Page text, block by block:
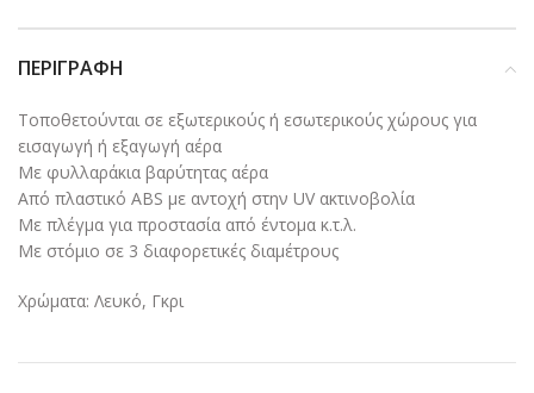
ΠΕΡΙΓΡΑΦΉ
Τοποθετούνται σε εξωτερικούς ή εσωτερικούς χώρους για
εισαγωγή ή εξαγωγή αέρα
Με φυλλαράκια βαρύτητας αέρα
Από πλαστικό ΑBS με αντοχή στην UV ακτινοβολία
Με πλέγμα για προστασία από έντομα κ.τ.λ.
Με στόμιο σε 3 διαφορετικές διαμέτρους
Χρώματα: Λευκό, Γκρι